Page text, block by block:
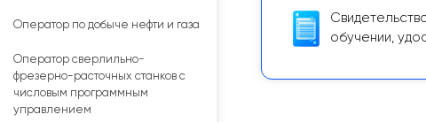
Оператор по добыче нефти и газа
Оператор сверлильно-
фрезерно-расточных станков с
числовым программным
управлением
обучении,